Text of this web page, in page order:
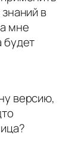
в
мне
будет
версию,